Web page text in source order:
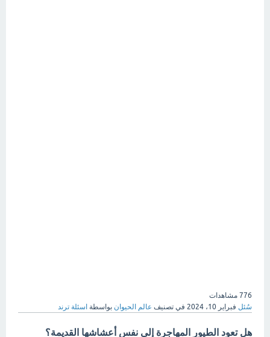
776 مشاهدات
سُئل فبراير 10، 2024 في تصنيف عالم الحيوان بواسطة اسئلة ترند
هل تعود الطيور المهاجرة إلى نفس أعشاشها القديمة؟